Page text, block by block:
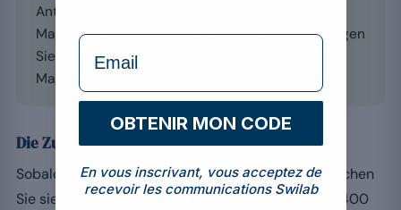
Anteil zu nennen, wissen Sie nicht, wie viel
Magnesium Sie tatsächlich aufnehmen. Bevorzugen
Sie Produkte, die den Gehalt an elementarem
Magnesium und das % der NRV klar ausweisen.
Die Zufuhr im Verhältnis zum Bedarf einordnen
Sobald die elementare Dosis bestimmt ist, vergleichen
Sie sie mit dem Referenzbedarf von rund 300 bis 400
formulaire Email
OBTENIR MON CODE
En vous inscrivant, vous acceptez de
recevoir les communications Swilab